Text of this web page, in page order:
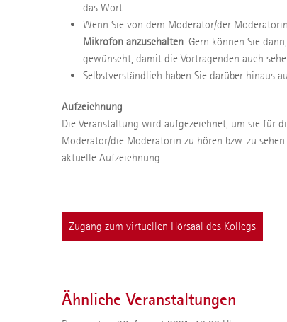
das Wort.
Wenn Sie von dem Moderator/der
Mikrofon anzuschalten. Gern können Sie
gewünscht, damit die Vortragenden auch
Selbstverständlich haben Sie darüber hinaus
Aufzeichnung
Die Veranstaltung wird aufgezeichnet, um sie für
Moderator/die Moderatorin zu hören bzw. zu
aktuelle Aufzeichnung.
-------
Zugang zum virtuellen Hörsaal des Kollegs
-------
Ähnliche Veranstaltungen